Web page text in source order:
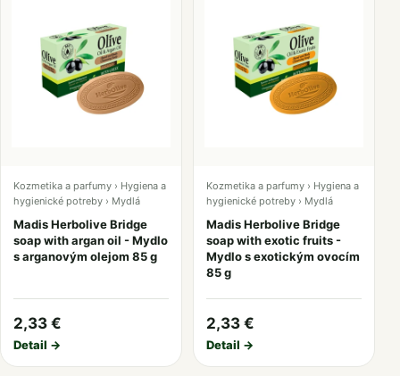
Kozmetika a parfumy › Hygiena a
hygienické potreby › Mydlá
Madis Herbolive Bridge
soap with argan oil - Mydlo
s arganovým olejom 85 g
2,33 €
Detail →
Kozmetika a parfumy › Hygiena a
hygienické potreby › Mydlá
Madis Herbolive Bridge
soap with exotic fruits -
Mydlo s exotickým ovocím
85 g
2,33 €
Detail →